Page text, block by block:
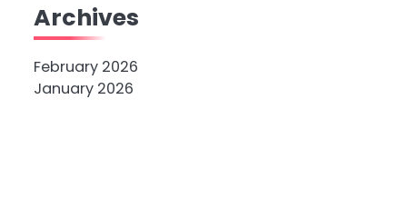
Archives
February 2026
January 2026